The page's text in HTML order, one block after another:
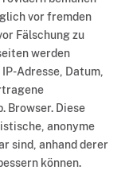
vor fremden
Fälschung zu
werden
Adresse, Datum,
Browser. Diese
anonyme
sind, anhand derer
können.